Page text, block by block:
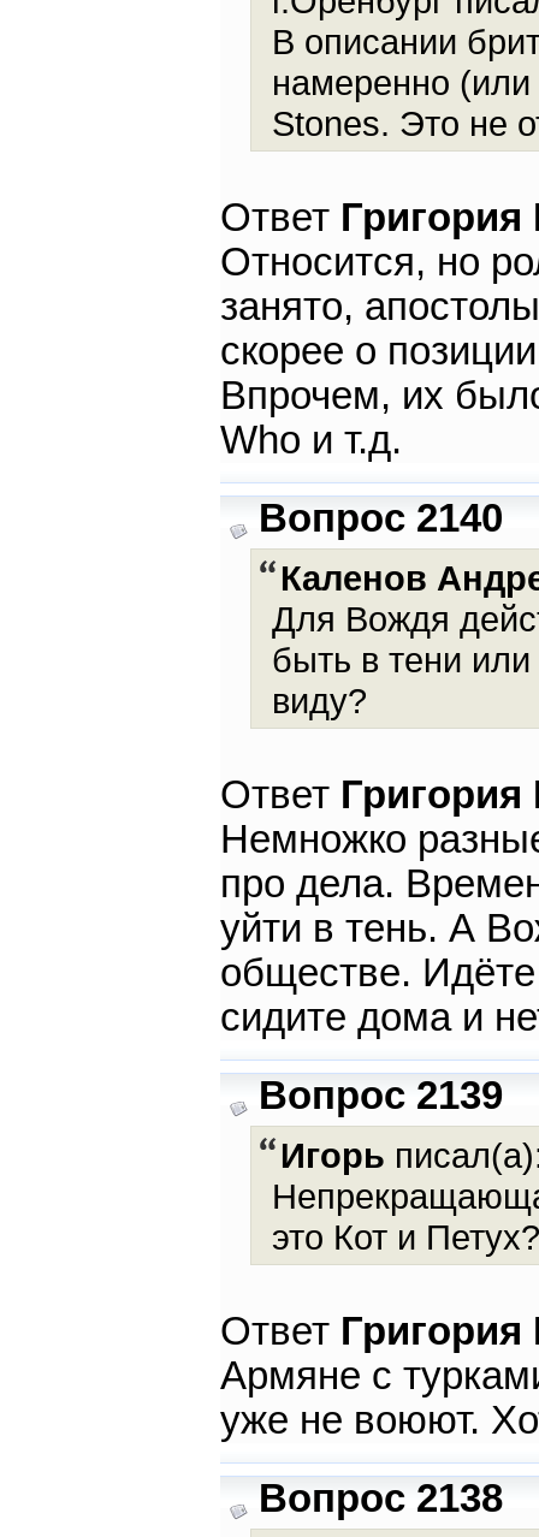
В описании
намеренно
Stones. Это не
Ответ
Относится, но
занято,
скорее о
Впрочем, их
Who и т.д.
Вопрос 2140
Каленов
Для Вождя
быть в тени
виду?
Ответ
Немножко
про дела.
уйти в тень. А
обществе.
сидите дома и
Вопрос 2139
Игорь
это Кот и
Ответ
Армяне с
уже не воюют.
Вопрос 2138